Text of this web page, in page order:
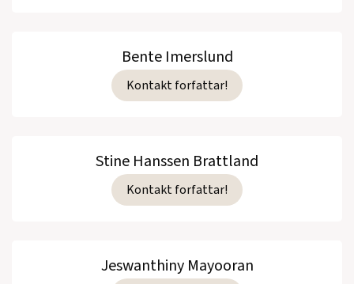
Bente Imerslund
Kontakt forfattar!
Stine Hanssen Brattland
Kontakt forfattar!
Jeswanthiny Mayooran